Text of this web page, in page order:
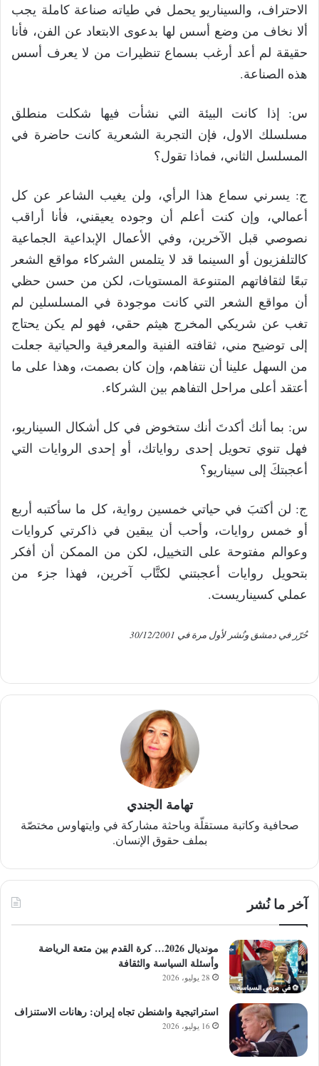
الاحتراف، والسيناريو يحمل في طياته صناعة كاملة يجب
ألا نخاف من وضع أسس لها بدعوى الابتعاد عن الفن، فأنا
حقيقة لم أعد أرغب بسماع تنظيرات من لا يعرف أسس
هذه الصناعة.
س: إذا كانت البيئة التي نشأت فيها شكلت منطلق
مسلسلك الاول، فإن التجربة الشعرية كانت حاضرة في
المسلسل الثاني، فماذا تقول؟
ج: يسرني سماع هذا الرأي، ولن يغيب الشاعر عن كل
أعمالي، وإن كنت أعلم أن وجوده يعيقني، فأنا أراقب
نصوصي قبل الآخرين، وفي الأعمال الإبداعية الجماعية
كالتلفزيون أو السينما قد لا يتلمس الشركاء مواقع الشعر
تبعًا لثقافاتهم المتنوعة المستويات، لكن من حسن حظي
أن مواقع الشعر التي كانت موجودة في المسلسلين لم
تغب عن شريكي المخرج هيثم حقي، فهو لم يكن يحتاج
إلى توضيح مني، ثقافته الفنية والمعرفية والحياتية جعلت
من السهل علينا أن نتفاهم، وإن كان بصمت، وهذا على ما
أعتقد أعلى مراحل التفاهم بين الشركاء.
س: بما أنك أكدتَ أنك ستخوض في كل أشكال السيناريو،
فهل تنوي تحويل إحدى رواياتك، أو إحدى الروايات التي
أعجبتكَ إلى سيناريو؟
ج: لن أكتبَ في حياتي خمسين رواية، كل ما سأكتبه أربع
أو خمس روايات، وأحب أن يبقين في ذاكرتي كروايات
وعوالم مفتوحة على التخييل، لكن من الممكن أن أفكر
بتحويل روايات أعجبتني لكتَّاب آخرين، فهذا جزء من
عملي كسيناريست.
حُرّر في دمشق ونُشر لأول مرة في 30/12/2001
تهامة الجندي
صحافية وكاتبة مستقلّة وباحثة مشاركة في وايتهاوس مختصّة
بملف حقوق الإنسان.
آخر ما نُشر
مونديال 2026… كرة القدم بين متعة الرياضة
وأسئلة السياسة والثقافة
28 يوليو، 2026
استراتيجية واشنطن تجاه إيران: رهانات الاستنزاف
16 يوليو، 2026